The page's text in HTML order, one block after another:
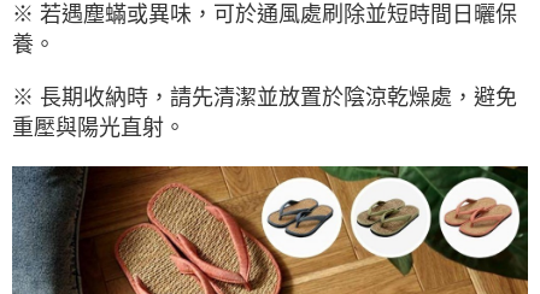
※ 若遇塵蟎或異味，可於通風處刷除並短時間日曬保
養。
※ 長期收納時，請先清潔並放置於陰涼乾燥處，避免
重壓與陽光直射。